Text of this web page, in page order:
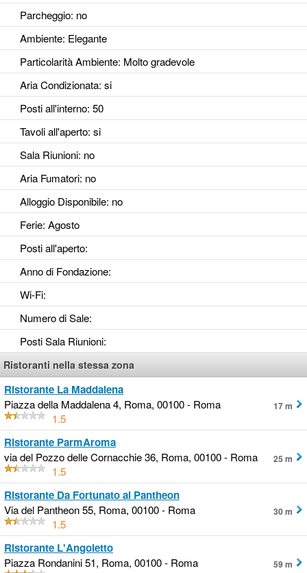
Parcheggio: no
Ambiente: Elegante
Particolarità Ambiente: Molto gradevole
Aria Condizionata: si
Posti all'interno: 50
Tavoli all'aperto: si
Sala Riunioni: no
Aria Fumatori: no
Alloggio Disponibile: no
Ferie: Agosto
Posti all'aperto:
Anno di Fondazione:
Wi-Fi:
Numero di Sale:
Posti Sala Riunioni:
Ristoranti nella stessa zona
Ristorante La Maddalena
Piazza della Maddalena 4, Roma, 00100 - Roma
1.5
17 m
Ristorante ParmAroma
via del Pozzo delle Cornacchie 36, Roma, 00100 - Roma
1.5
25 m
Ristorante Da Fortunato al Pantheon
Via del Pantheon 55, Roma, 00100 - Roma
1.5
30 m
Ristorante L'Angoletto
Piazza Rondanini 51, Roma, 00100 - Roma
59 m